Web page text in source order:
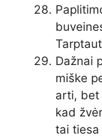
Dažnai
miške
arti, bet
kad
tai tiesa